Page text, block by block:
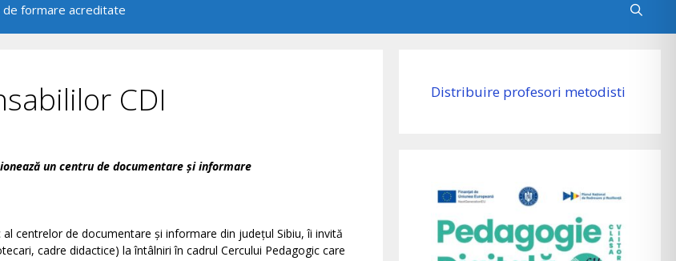
formare acreditate
CDI
un centru de documentare și informare
centrelor de documentare și informare din județul Sibiu, îi invită
cadre didactice) la întâlniri în cadrul Cercului Pedagogic care
Distribuire profesori metodisti